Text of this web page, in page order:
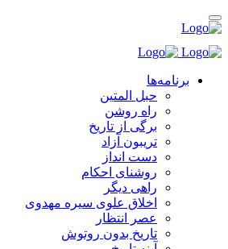
برنامه‌ها
حبل المتین
راه روشن
برگی از تاریخ
تریبون آزاد
دست انداز
روشنای احکام
راهی دیگر
اخلاق علوی سیره مهدوی
عصر انتظار
تاریخ بدون روتوش